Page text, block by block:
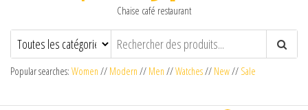
Chaise café restaurant
Popular searches: Women // Modern // Men //Watches// New// Sale